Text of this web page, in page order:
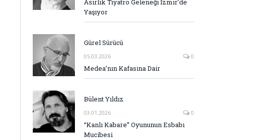
Asırlık Tiyatro Geleneği İzmir’de
Yaşıyor
Gürel Sürücü
05.03.2026 0
Medea’nın Kafasına Dair
Bülent Yıldız
03.01.2026 0
“Kanlı Kabare” Oyununun Esbabı
Mucibesi